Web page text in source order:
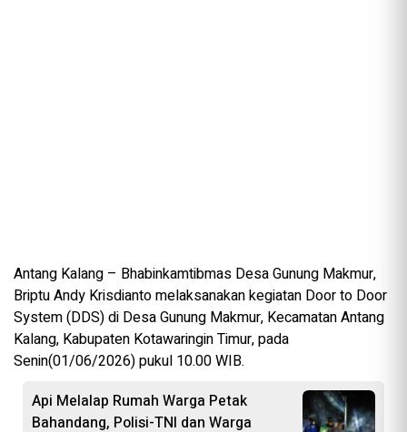
Antang Kalang – Bhabinkamtibmas Desa Gunung Makmur,
Briptu Andy Krisdianto melaksanakan kegiatan Door to Door
System (DDS) di Desa Gunung Makmur, Kecamatan Antang
Kalang, Kabupaten Kotawaringin Timur, pada
Senin(01/06/2026) pukul 10.00 WIB.
Api Melalap Rumah Warga Petak
Bahandang, Polisi-TNI dan Warga